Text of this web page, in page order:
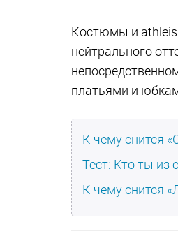
Костюмы и
нейтрального
платьями и
К чему снится
Тест: Кто ты из
К чему снится